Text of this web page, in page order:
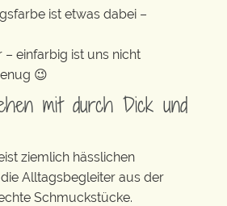
ist etwas dabei –
einfarbig ist uns nicht
😉
mit durch Dick und
ziemlich hässlichen
die Alltagsbegleiter aus der
Schmuckstücke.